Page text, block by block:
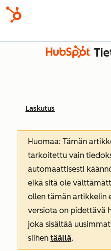
Laskutus
Huomaa: Tämän
tarkoitettu vain
automaattisesti
eikä sitä ole
ollen tämän artikkelin
versiota on pidettävä
joka sisältää
siihen täällä.